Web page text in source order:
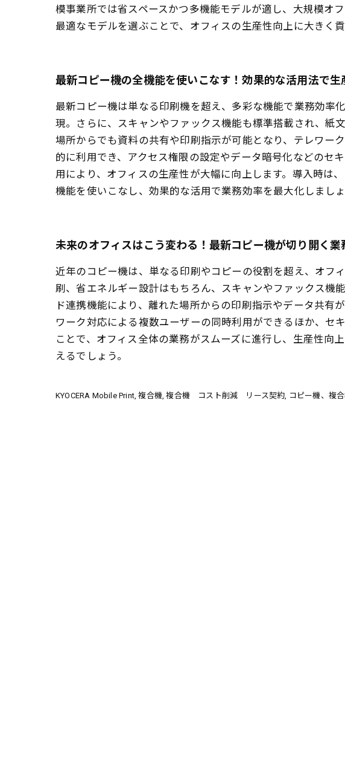
模事業所では省スペースかつ多機能モデルが適し、大規模オ
最適なモデルを選ぶことで、オフィスの生産性向上に大きく貢
最新コピー機の全機能を使いこなす！効果的な活用法で生
最新コピー機は単なる印刷機を超え、多彩な機能で業務効率
現。さらに、スキャンやファックス機能も標準搭載され、紙
場所からでも資料の共有や印刷指示が可能となり、テレワー
的に利用でき、アクセス権限の設定やデータ暗号化などのセ
用により、オフィスの生産性が大幅に向上します。導入時は
機能を使いこなし、効果的な活用で業務効率を最大化しましょ
未来のオフィスはこう変わる！最新コピー機が切り開く業
近年のコピー機は、単なる印刷やコピーの役割を超え、オフ
刷、省エネルギー設計はもちろん、スキャンやファックス機
ド連携機能により、離れた場所からの印刷指示やデータ共有
ワーク対応による複数ユーザーの同時利用ができるほか、セ
ことで、オフィス全体の業務がスムーズに進行し、生産性向
えるでしょう。
KYOCERA Mobile Print 複合機 複合機 コスト削減 リース契約 コピー機、複